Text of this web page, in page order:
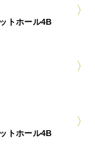
トホール4B
トホール4B